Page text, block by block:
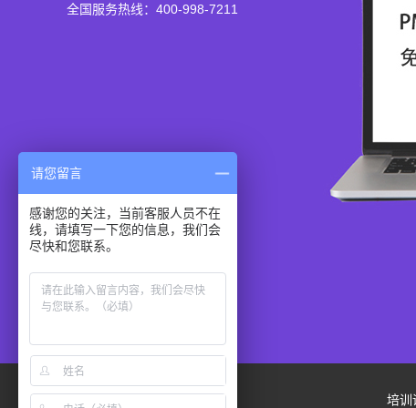
全国服务热线：400-998-7211
培训
请您留言
感谢您的关注，当前客服人员不在
线，请填写一下您的信息，我们会
尽快和您联系。